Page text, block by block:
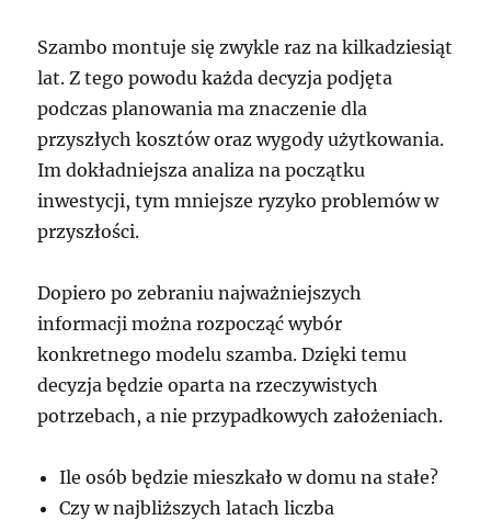
Szambo montuje się zwykle raz na kilkadziesiąt
lat. Z tego powodu każda decyzja podjęta
podczas planowania ma znaczenie dla
przyszłych kosztów oraz wygody użytkowania.
Im dokładniejsza analiza na początku
inwestycji, tym mniejsze ryzyko problemów w
przyszłości.
Dopiero po zebraniu najważniejszych
informacji można rozpocząć wybór
konkretnego modelu szamba. Dzięki temu
decyzja będzie oparta na rzeczywistych
potrzebach, a nie przypadkowych założeniach.
Ile osób będzie mieszkało w domu na stałe?
Czy w najbliższych latach liczba